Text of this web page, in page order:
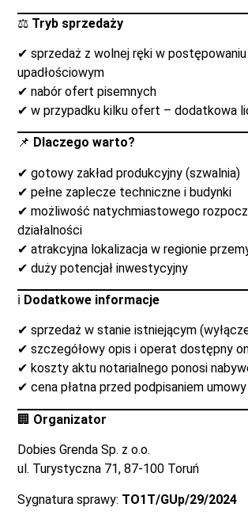
⚖️ Tryb sprzedaży
✔ sprzedaż z wolnej ręki w postępowaniu
upadłościowym
✔ nabór ofert pisemnych
✔ w przypadku kilku ofert – dodatkowa
📌 Dlaczego warto?
✔ gotowy zakład produkcyjny (szwalnia)
✔ pełne zaplecze techniczne i budynki
✔ możliwość natychmiastowego
działalności
✔ atrakcyjna lokalizacja w regionie
✔ duży potencjał inwestycyjny
ℹ️ Dodatkowe informacje
✔ sprzedaż w stanie istniejącym
✔ szczegółowy opis i operat dostępny
✔ koszty aktu notarialnego ponosi
✔ cena płatna przed podpisaniem umowy
🏢 Organizator
Dobies Grenda Sp. z o.o.
ul. Turystyczna 71, 87-100 Toruń
Sygnatura sprawy: TO1T/GUp/29/2024